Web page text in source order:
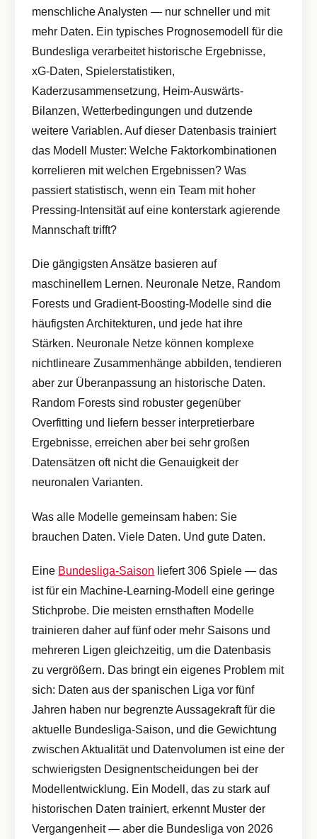
menschliche Analysten — nur schneller und mit
mehr Daten. Ein typisches Prognosemodell für die
Bundesliga verarbeitet historische Ergebnisse,
xG-Daten, Spielerstatistiken,
Kaderzusammensetzung, Heim-Auswärts-
Bilanzen, Wetterbedingungen und dutzende
weitere Variablen. Auf dieser Datenbasis trainiert
das Modell Muster: Welche Faktorkombinationen
korrelieren mit welchen Ergebnissen? Was
passiert statistisch, wenn ein Team mit hoher
Pressing-Intensität auf eine konterstark agierende
Mannschaft trifft?
Die gängigsten Ansätze basieren auf
maschinellem Lernen. Neuronale Netze, Random
Forests und Gradient-Boosting-Modelle sind die
häufigsten Architekturen, und jede hat ihre
Stärken. Neuronale Netze können komplexe
nichtlineare Zusammenhänge abbilden, tendieren
aber zur Überanpassung an historische Daten.
Random Forests sind robuster gegenüber
Overfitting und liefern besser interpretierbare
Ergebnisse, erreichen aber bei sehr großen
Datensätzen oft nicht die Genauigkeit der
neuronalen Varianten.
Was alle Modelle gemeinsam haben: Sie
brauchen Daten. Viele Daten. Und gute Daten.
Eine Bundesliga-Saison liefert 306 Spiele — das
ist für ein Machine-Learning-Modell eine geringe
Stichprobe. Die meisten ernsthaften Modelle
trainieren daher auf fünf oder mehr Saisons und
mehreren Ligen gleichzeitig, um die Datenbasis
zu vergrößern. Das bringt ein eigenes Problem mit
sich: Daten aus der spanischen Liga vor fünf
Jahren haben nur begrenzte Aussagekraft für die
aktuelle Bundesliga-Saison, und die Gewichtung
zwischen Aktualität und Datenvolumen ist eine der
schwierigsten Designentscheidungen bei der
Modellentwicklung. Ein Modell, das zu stark auf
historischen Daten trainiert, erkennt Muster der
Vergangenheit — aber die Bundesliga von 2026